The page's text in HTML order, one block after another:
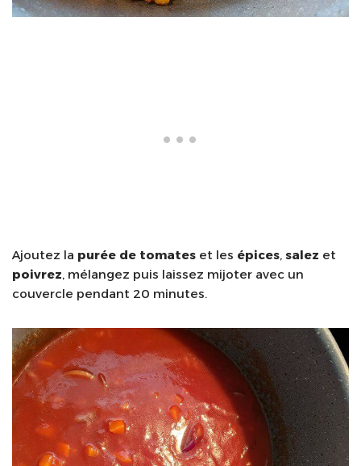
Ajoutez la purée de tomates et les épices, salez et
poivrez, mélangez puis laissez mijoter avec un
couvercle pendant 20 minutes.